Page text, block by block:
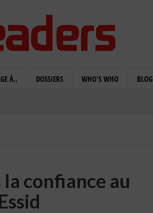
À.. DOSSIERS WHO'S WHO BLOG
confiance au